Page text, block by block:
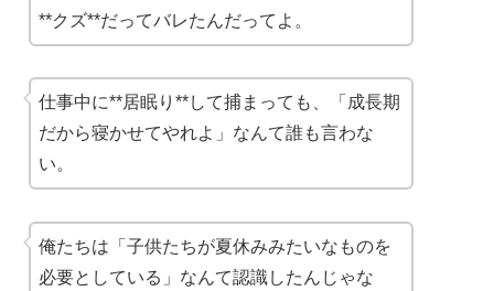
**クズ**だってバレたんだってよ。
仕事中に**居眠り**して捕まっても、「成長期
だから寝かせてやれよ」なんて誰も言わな
い。
俺たちは「子供たちが夏休みみたいなものを
必要としている」なんて認識したんじゃな